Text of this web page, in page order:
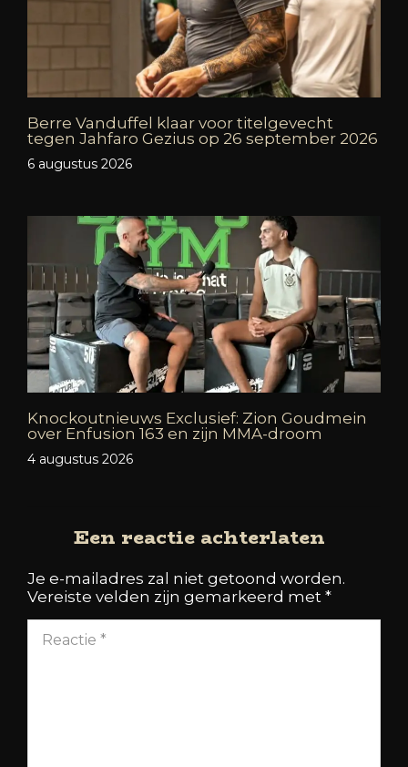
Berre Vanduffel klaar voor titelgevecht
tegen Jahfaro Gezius op 26 september 2026
6 augustus 2026
Knockoutnieuws Exclusief: Zion Goudmein
over Enfusion 163 en zijn MMA-droom
4 augustus 2026
Een reactie achterlaten
Je e-mailadres zal niet getoond worden.
Vereiste velden zijn gemarkeerd met *